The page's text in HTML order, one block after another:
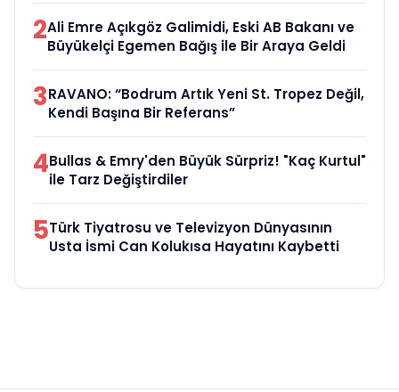
2Ali Emre Açıkgöz Galimidi, Eski AB Bakanı ve
Büyükelçi Egemen Bağış ile Bir Araya Geldi
3RAVANO: “Bodrum Artık Yeni St. Tropez Değil,
Kendi Başına Bir Referans”
4Bullas & Emry'den Büyük Sürpriz! "Kaç Kurtul"
ile Tarz Değiştirdiler
5Türk Tiyatrosu ve Televizyon Dünyasının
Usta İsmi Can Kolukısa Hayatını Kaybetti